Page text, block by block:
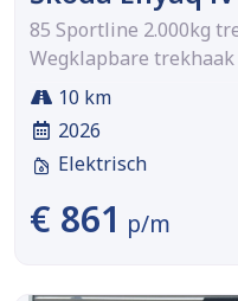
85 Sportline 2.000kg
Wegklapbare trekhaak
10 km
2026
Elektrisch
€ 861 p/m